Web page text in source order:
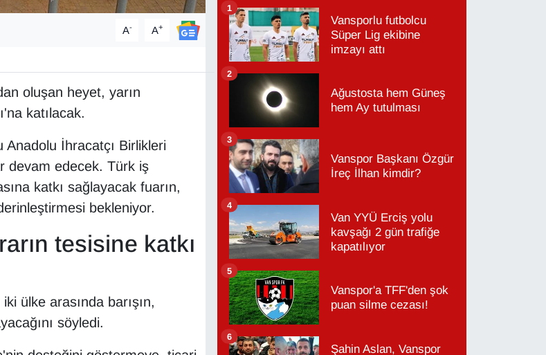
A- A+
oluşan heyet, yarın
katılacak.
Anadolu İhracatçı Birlikleri
devam edecek. Türk iş
katkı sağlayacak fuarın,
bekleniyor.
tesisine katkı
ülke arasında barışın,
söyledi.
Vansporlu futbolcu
Süper Lig ekibine
imzayı attı
1
Ağustosta hem Güneş
hem Ay tutulması
2
Vanspor Başkanı Özgür
İreç İlhan kimdir?
3
Van YYÜ Erciş yolu
kavşağı 2 gün trafiğe
kapatılıyor
4
Vanspor'a TFF'den şok
puan silme cezası!
5
Şahin Aslan, Vanspor
6